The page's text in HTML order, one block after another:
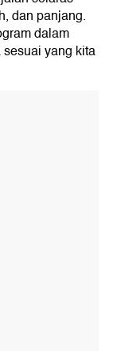
dan panjang.
dalam
yang kita